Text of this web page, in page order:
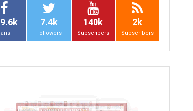
7.4k
Followers
140k
Subscribers
2k
Subscribers